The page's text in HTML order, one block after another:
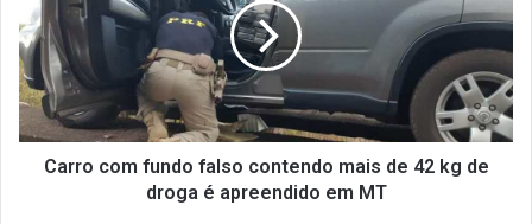
Carro com fundo falso contendo mais de 42 kg de
droga é apreendido em MT